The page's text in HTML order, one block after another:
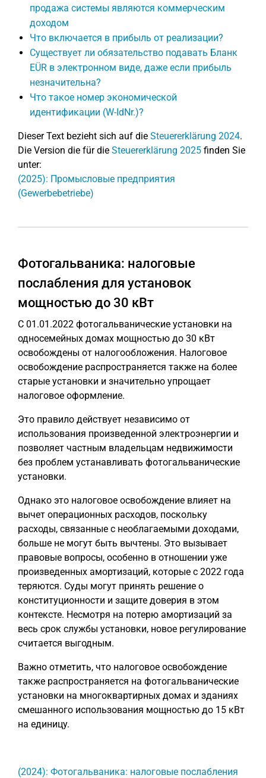
продажа системы являются коммерческим
доходом
Что включается в прибыль от реализации?
Существует ли обязательство подавать Бланк
EÜR в электронном виде, даже если прибыль
незначительна?
Что такое номер экономической
идентификации (W-IdNr.)?
Dieser Text bezieht sich auf die Steuererklärung 2024.
Die Version die für die Steuererklärung 2025 finden Sie
unter:
(2025): Промысловые предприятия
(Gewerbebetriebe)
Фотогальваника: налоговые
послабления для установок
мощностью до 30 кВт
С 01.01.2022 фотогальванические установки на
односемейных домах мощностью до 30 кВт
освобождены от налогообложения. Налоговое
освобождение распространяется также на более
старые установки и значительно упрощает
налоговое оформление.
Это правило действует независимо от
использования произведенной электроэнергии и
позволяет частным владельцам недвижимости
без проблем устанавливать фотогальванические
установки.
Однако это налоговое освобождение влияет на
вычет операционных расходов, поскольку
расходы, связанные с необлагаемыми доходами,
больше не могут быть вычтены. Это вызывает
правовые вопросы, особенно в отношении уже
произведенных амортизаций, которые с 2022 года
теряются. Суды могут принять решение о
конституционности и защите доверия в этом
контексте. Несмотря на потерю амортизаций за
весь срок службы установки, новое регулирование
считается выгодным.
Важно отметить, что налоговое освобождение
также распространяется на фотогальванические
установки на многоквартирных домах и зданиях
смешанного использования мощностью до 15 кВт
на единицу.
(2024): Фотогальваника: налоговые послабления